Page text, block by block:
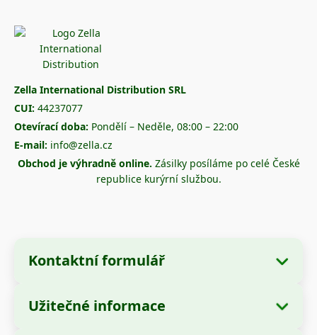
Zella International Distribution SRL
CUI: 44237077
Otevírací doba: Pondělí – Neděle, 08:00 – 22:00
E-mail: info@zella.cz
Obchod je výhradně online. Zásilky posíláme po celé České
republice kurýrní službou.
Kontaktní formulář
Užitečné informace